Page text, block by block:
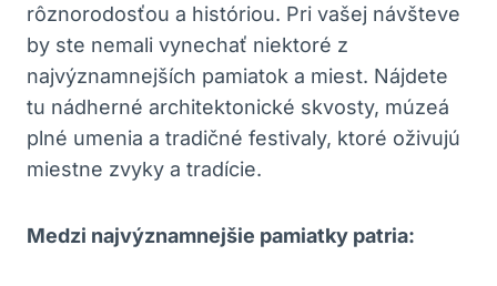
rôznorodosťou a históriou. Pri vašej návšteve
by ste nemali vynechať niektoré z
najvýznamnejších pamiatok a miest. Nájdete
tu nádherné architektonické skvosty, múzeá
plné umenia a tradičné festivaly, ktoré oživujú
miestne zvyky a tradície.
Medzi najvýznamnejšie pamiatky patria: